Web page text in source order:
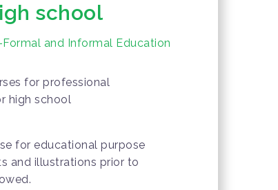
school
and Informal Education
for professional
high school
for educational purpose
and illustrations prior to